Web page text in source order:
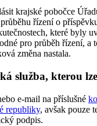
krajské pobočce
řízení o
které byly
pro průběh řízení, a
změna nastala.
služba, kterou
e-mail na příslušné
republiky, avšak pouze
podpis.